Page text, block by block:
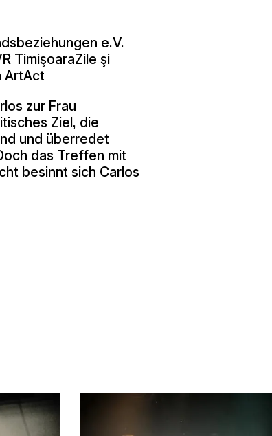
e.V.
TimişoaraZile şi
ArtAct
zur Frau
Ziel, die
und überredet
das Treffen mit
besinnt sich Carlos